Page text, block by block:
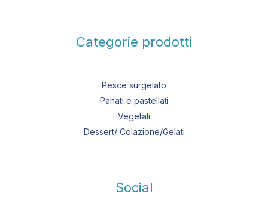
Categorie prodotti
Pesce surgelato
Panati e pastellati
Vegetali
Dessert/ Colazione/Gelati
Social